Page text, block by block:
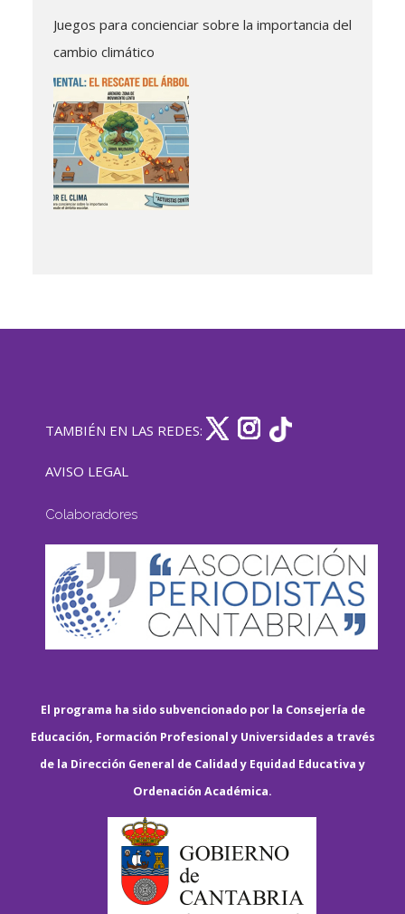
Juegos para concienciar sobre la importancia del
cambio climático
TAMBIÉN EN LAS REDES:
AVISO LEGAL
Colaboradores
El programa ha sido subvencionado por la Consejería de
Educación, Formación Profesional y Universidades a través
de la Dirección General de Calidad y Equidad Educativa y
Ordenación Académica.